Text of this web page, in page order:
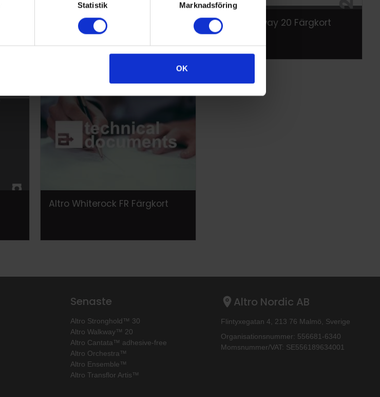
Statistik Marknadsföring
OK
Altro Stronghold 30 Färgkort Altro Walkway 20 Färgkort
Altro Whiterock FR Färgkort
Senaste
Altro Stronghold™ 30
Altro Walkway™ 20
Altro Cantata™ adhesive‐free
Altro Orchestra™
Altro Ensemble™
Altro Transflor Artis™
Altro Nordic AB
Flintyxegatan 4, 213 76 Malmö, Sverige
Organisationsnummer: 556681-6340
Momsnummer/VAT: SE556189634001